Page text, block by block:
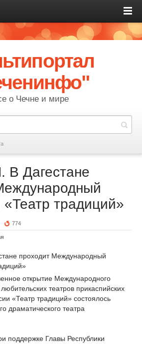
о Чечне и мире
Дагестане
традиций»
774
открытие Международного
театров прикаспийских
«Театр традиций» состоялось
драматического театра
поддержке Главы Республики